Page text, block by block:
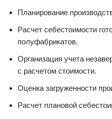
Планирование
Расчет себестоимости
полуфабрикатов.
Организация учета
с расчетом стоимости.
Оценка загруженности
Расчет плановой